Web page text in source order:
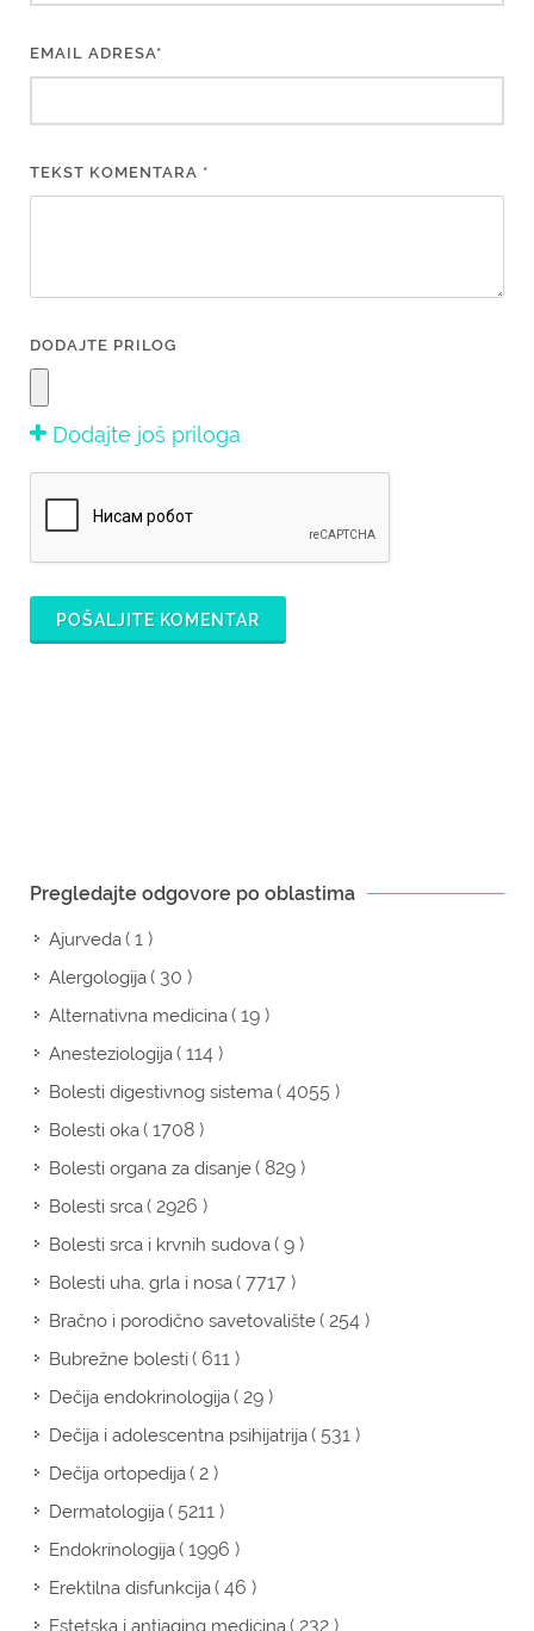
EMAIL ADRESA*
TEKST KOMENTARA *
DODAJTE PRILOG
Dodajte još priloga
POŠALJITE KOMENTAR
Pregledajte odgovore po oblastima
Ajurveda( 1 )
Alergologija( 30 )
Alternativna medicina( 19 )
Anesteziologija( 114 )
Bolesti digestivnog sistema( 4055 )
Bolesti oka( 1708 )
Bolesti organa za disanje( 829 )
Bolesti srca( 2926 )
Bolesti srca i krvnih sudova( 9 )
Bolesti uha, grla i nosa( 7717 )
Bračno i porodično savetovalište( 254 )
Bubrežne bolesti( 611 )
Dečija endokrinologija( 29 )
Dečija i adolescentna psihijatrija( 531 )
Dečija ortopedija( 2 )
Dermatologija( 5211 )
Endokrinologija( 1996 )
Erektilna disfunkcija( 46 )
Estetska i antiaging medicina ( 232 )